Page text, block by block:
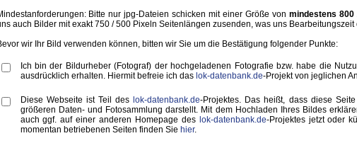
Bitte nur jpg-Dateien schicken mit einer Größe von mindestens 800
auch Bilder mit exakt 750 / 500 Pixeln Seitenlängen zusenden, was uns Bearbeitungszeit
wir Ihr Bild verwenden können, bitten wir Sie um die Bestätigung folgender Punkte:
Ich bin der Bildurheber (Fotograf) der hochgeladenen Fotografie bzw. habe die
ausdrücklich erhalten. Hiermit befreie ich das lok-datenbank.de-Projekt von jeglichen
Diese Webseite ist Teil des lok-datenbank.de-Projektes. Das heißt, dass diese
größeren Daten- und Fotosammlung darstellt. Mit dem Hochladen Ihres Bildes
auch ggf. auf einer anderen Homepage des lok-datenbank.de-Projektes jetzt oder
momentan betriebenen Seiten finden Sie hier.